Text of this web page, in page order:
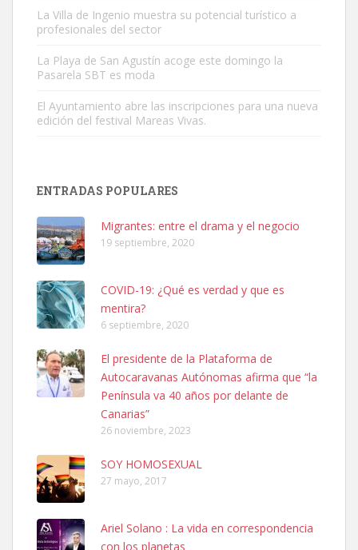
Este gato macho ha aparecido en la calle hace menos de un mes,
es muy manso y extremadamente cari...
Busco adopción responsable para mi perra. Pastor alemán,
Leales.org » Gran Canaria | 6.7.2025
SHIBA PERDIDO AVDA JOSE MESA Y LOPEZ
PERRO MACHO RAZA SHIBA CON MICROCHIP PERDIDO HOY
06/07/2025 ZONA MESA Y LOPEZ. ES MUY ASUSTADIZO
Leales.org » Gran Canaria
Ninfa perdida
La Villa de Ingenio muestra su potencial turístico a
profesionales del sector
La Playa de San Agustín acoge este domingo la
Pasarela SBT es moda
El Ayuntamiento abre las inscripciones para una nueva
edición del festival Mareas Vivas.
ENTRADAS POPULARES
Migrantes: entre el drama y el negocio
19 septiembre, 2020
COVID-19: ¿Qué es verdad y que es
mentira?
6 septiembre, 2020
El presidente de la Plataforma de
Autocaravanas Autónomas afirma que “la
Península va 40 años por delante de
Canarias”
26 noviembre, 2023
SOY HOMOSEXUAL
27 mayo, 2017
Ariel Solano : La vida en correspondencia
con los planetas